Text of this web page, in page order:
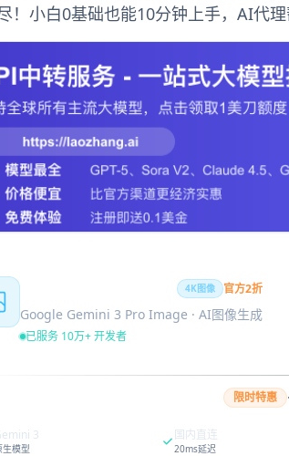
！小白0基础也能10分钟上手，AI代理
4K图像 官方2折
Google Gemini 3 Pro Image · AI图像生成
已服务 10万+ 开发者
限时特惠 ·
3
生模型
国内直连
20ms延迟